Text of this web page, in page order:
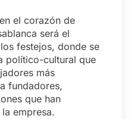
el corazón de
será el
festejos, donde se
político-cultural que
más
fundadores,
que han
empresa.